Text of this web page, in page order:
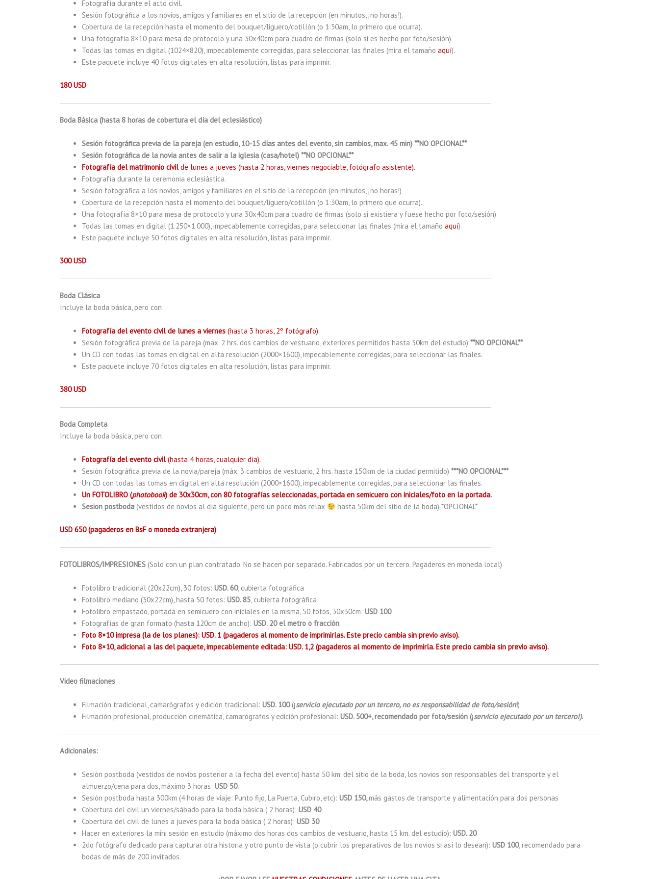
Fotografía durante el acto civil.
Sesión fotográfica a los novios, amigos y familiares en el sitio de la recepción (en minutos, ¡no horas!).
Cobertura de la recepción hasta el momento del bouquet/liguero/cotillón (o 1:30am, lo primero que ocurra).
Una fotografía 8×10 para mesa de protocolo y una 30x40cm para cuadro de firmas (solo si es hecho por foto/sesión)
Todas las tomas en digital (1024×820), impecablemente corregidas, para seleccionar las finales (mira el tamaño aquí).
Este paquete incluye 40 fotos digitales en alta resolución, listas para imprimir.
180 USD
Boda Básica (hasta 8 horas de cobertura el día del eclesiástico)
Sesión fotográfica previa de la pareja (en estudio, 10-15 días antes del evento, sin cambios, max. 45 min) **NO OPCIONAL**
Sesión fotográfica de la novia antes de salir a la iglesia (casa/hotel) **NO OPCIONAL**
Fotografía del matrimonio civilde lunes a jueves (hasta 2 horas, viernes negociable, fotógrafo asistente).
Fotografía durante la ceremonia eclesiástica.
Sesión fotográfica a los novios, amigos y familiares en el sitio de la recepción (en minutos, ¡no horas!)
Cobertura de la recepción hasta el momento del bouquet/liguero/cotillón (o 1:30am, lo primero que ocurra).
Una fotografía 8×10 para mesa de protocolo y una 30x40cm para cuadro de firmas (solo si existiera y fuese hecho por foto/sesión)
Todas las tomas en digital (1.250×1.000), impecablemente corregidas, para seleccionar las finales (mira el tamaño aquí).
Este paquete incluye 50 fotos digitales en alta resolución, listas para imprimir.
300 USD
Boda Clásica
Incluye la boda básica, pero con:
Fotografía del evento civil de lunes a viernes (hasta 3 horas, 2º fotógrafo).
Sesión fotográfica previa de la pareja (max. 2 hrs. dos cambios de vestuario, exteriores permitidos hasta 30km del estudio) **NO OPCIONAL**
Un CD con todas las tomas en digital en alta resolución (2000×1600), impecablemente corregidas, para seleccionar las finales.
Este paquete incluye 70 fotos digitales en alta resolución, listas para imprimir.
380 USD
Boda Completa
Incluye la boda básica, pero con:
Fotografía del evento civil(hasta 4 horas, cualquier día).
Sesión fotográfica previa de la novia/pareja (máx. 3 cambios de vestuario, 2 hrs. hasta 150km de la ciudad permitido) ***NO OPCIONAL***
Un CD con todas las tomas en digital en alta resolución (2000×1600), impecablemente corregidas, para seleccionar las finales.
Un FOTOLIBRO (photobook) de 30x30cm, con 80 fotografías seleccionadas, portada en semicuero con iniciales/foto en la portada.
Sesion postboda (vestidos de novios al día siguiente, pero un poco más relax hasta 50km del sitio de la boda) *OPCIONAL*
USD 650 (pagaderos en BsF o moneda extranjera)
FOTOLIBROS/IMPRESIONES (Solo con un plan contratado. No se hacen por separado. Fabricados por un tercero. Pagaderos en moneda local)
Fotolibro tradicional (20x22cm), 30 fotos: USD. 60, cubierta fotográfica
Fotolibro mediano (30x22cm), hasta 50 fotos: USD. 85, cubierta fotográfica
Fotolibro empastado, portada en semicuero con iniciales en la misma, 50 fotos, 30x30cm: USD 100
Fotografías de gran formato (hasta 120cm de ancho): USD. 20 el metro o fracción.
Foto 8×10 impresa (la de los planes): USD. 1 (pagaderos al momento de imprimirlas. Este precio cambia sin previo aviso).
Foto 8×10, adicional a las del paquete, impecablemente editada: USD. 1,2 (pagaderos al momento de imprimirla. Este precio cambia sin previo aviso).
Video filmaciones
Filmación tradicional, camarógrafos y edición tradicional: USD. 100(¡servicio ejecutado por un tercero, no es responsabilidad de foto/sesión!)
Filmación profesional, producción cinemática, camarógrafos y edición profesional: USD. 500+, recomendado por foto/sesión (¡servicio ejecutado por un tercero!).
Adicionales:
Sesión postboda (vestidos de novios posterior a la fecha del evento) hasta 50 km. del sitio de la boda, los novios son responsables del transporte y el
almuerzo/cena para dos, máximo 3 horas: USD 50.
Sesión postboda hasta 300km (4 horas de viaje: Punto fijo, La Puerta, Cubiro, etc): USD 150,más gastos de transporte y alimentación para dos personas
Cobertura del civil un viernes/sábado para la boda básica ( 2 horas): USD 40
Cobertura del civil de lunes a jueves para la boda básica ( 2 horas): USD 30
Hacer en exteriores la mini sesión en estudio (máximo dos horas dos cambios de vestuario, hasta 15 km. del estudio): USD. 20
2do fotógrafo dedicado para capturar otra historia y otro punto de vista (o cubrir los preparativos de los novios si así lo desean): USD 100, recomendado para
bodas de más de 200 invitados.